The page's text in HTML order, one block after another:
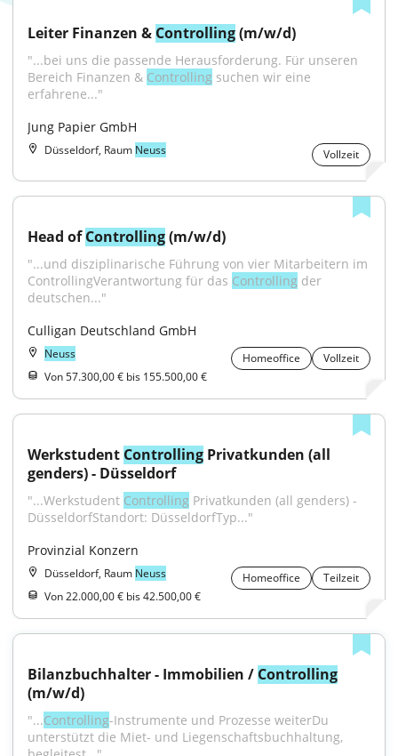
Leiter Finanzen & Controlling (m/w/d)
"...bei uns die passende Herausforderung. Für unseren
Bereich Finanzen & Controlling suchen wir eine
erfahrene..."
Jung Papier GmbH
Düsseldorf, Raum Neuss Vollzeit
Head of Controlling (m/w/d)
"...und disziplinarische Führung von vier Mitarbeitern im
ControllingVerantwortung für das Controlling der
deutschen..."
Culligan Deutschland GmbH
Neuss Homeoffice
Vollzeit
Von 57.300,00 € bis 155.500,00 €
Werkstudent Controlling Privatkunden (all
genders) - Düsseldorf
"...Werkstudent Controlling Privatkunden (all genders) -
DüsseldorfStandort: DüsseldorfTyp..."
Provinzial Konzern
Düsseldorf, Raum Neuss Homeoffice
Teilzeit
Von 22.000,00 € bis 42.500,00 €
Bilanzbuchhalter - Immobilien / Controlling
(m/w/d)
"...Controlling-Instrumente und Prozesse weiterDu
unterstützt die Miet- und Liegenschaftsbuchhaltung,